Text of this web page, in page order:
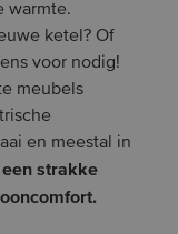
warmte.
ketel? Of
voor nodig!
meubels
en meestal in
een strakke